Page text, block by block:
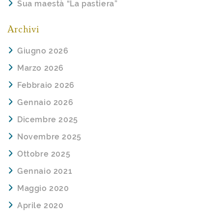
Sua maestà “La pastiera”
Archivi
Giugno 2026
Marzo 2026
Febbraio 2026
Gennaio 2026
Dicembre 2025
Novembre 2025
Ottobre 2025
Gennaio 2021
Maggio 2020
Aprile 2020